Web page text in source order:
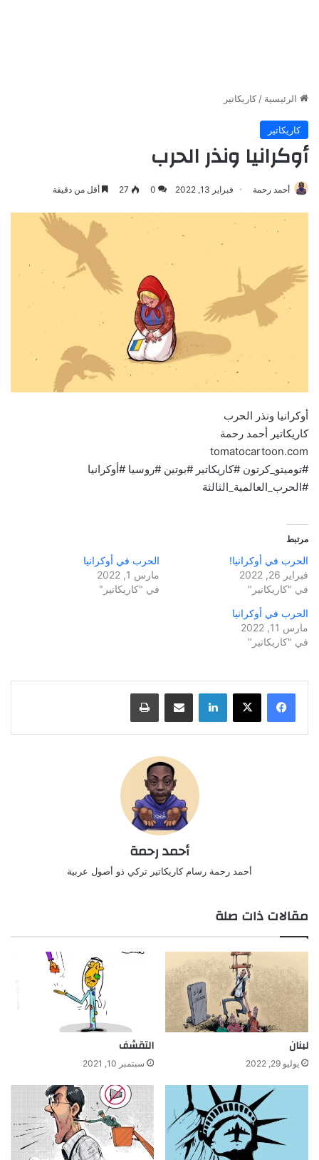
الرئيسية / كاريكاتير
كاريكاتير
أوكرانيا ونذر الحرب
أحمد رحمة فبراير 13, 2022 0
27 أقل من دقيقة
أوكرانيا ونذر الحرب
كاريكاتير أحمد رحمة
tomatocartoon.com
#توميتو_كرتون #كاريكاتير #بوتين #روسيا #أوكرانيا
#الحرب_العالمية_الثالثة
مرتبط
الحرب في أوكرانيا!
فبراير 26, 2022
في "كاريكاتير"
الحرب في أوكرانيا
مارس 1, 2022
في "كاريكاتير"
الحرب في أوكرانيا
مارس 11, 2022
في "كاريكاتير"
لينكدإن مشاركة عبر البريد طباعة
أحمد رحمة
أحمد رحمة رسام كاريكاتير تركي ذو أصول عربية
مقالات ذات صلة
لبنان
يوليو 29, 2022
التقشف
سبتمبر 10, 2021